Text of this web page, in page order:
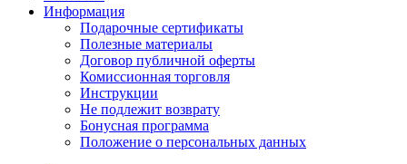
Информация
Подарочные сертификаты
Полезные материалы
Договор публичной оферты
Комиссионная торговля
Инструкции
Не подлежит возврату
Бонусная программа
Положение о персональных данных